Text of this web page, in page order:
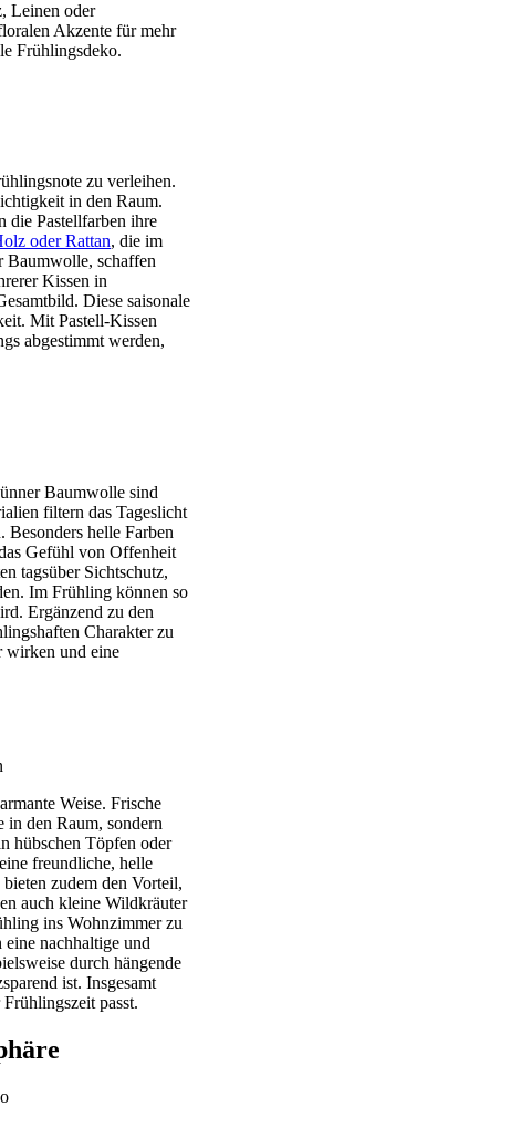
Leinen oder
Akzente für mehr
Frühlingsdeko.
zu verleihen.
in den Raum.
die Pastellfarben ihre
oder Rattan, die im
Baumwolle, schaffen
Kissen in
Diese saisonale
Mit Pastell-Kissen
abgestimmt werden,
Baumwolle sind
filtern das Tageslicht
Besonders helle Farben
Gefühl von Offenheit
tagsüber Sichtschutz,
Im Frühling können so
Ergänzend zu den
Charakter zu
wirken und eine
Weise. Frische
den Raum, sondern
hübschen Töpfen oder
freundliche, helle
zudem den Vorteil,
auch kleine Wildkräuter
ins Wohnzimmer zu
nachhaltige und
durch hängende
ist. Insgesamt
passt.